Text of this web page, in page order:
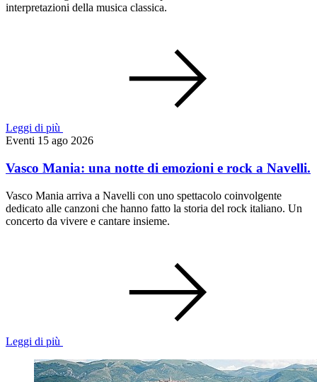
interpretazioni della musica classica.
Leggi di più
Eventi 15 ago 2026
Vasco Mania: una notte di emozioni e rock a Navelli.
Vasco Mania arriva a Navelli con uno spettacolo coinvolgente
dedicato alle canzoni che hanno fatto la storia del rock italiano. Un
concerto da vivere e cantare insieme.
Leggi di più